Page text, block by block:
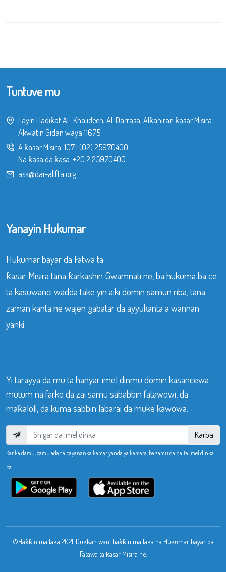
Tuntuve mu
Layin Hadiƙat Al- Khalideen, Al-Darrasa, Alƙahiran ƙasar Misira.
Akwatin Gidan waya 11675
A ƙasar Misira: 107| (02) 25970400
Na ƙasa da ƙasa: +20 2 25970400
ask@dar-alifta.org
Yanayin Hukumar
Hukumar bayar da Fatwa ta
ƙasar Misira tana ƙarkashin Gwamnati ne, ba hukuma ba ce
ta kasuwanci wadda take yin aiki domin samun riba, tana
zaman kanta ne wajen gabatar da ayyukanta a wannan
yanki.
Yi tarayya da mu ta hanyar imel dinmu domin kasancewa
mutum na farko da zai samu sababbin fatawowi, da
maƙaloli, da kuma sabbin labarai da muke kawowa.
Karba
Kar ka damu, zamu adana bayananka kamar yanda ya kamata, ba zamu daidaita imel dinka
ba.
©Haƙƙin mallaka 2021. Dukkan wani haƙƙin mallaka na Hukumar bayar da
Fatawa ta ƙasar Misira ne.